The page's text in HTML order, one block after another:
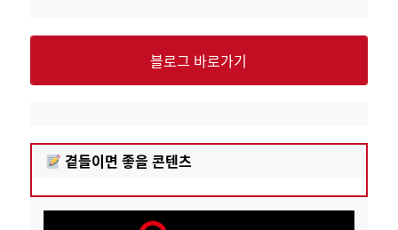
블로그 바로가기
곁들이면 좋을 콘텐츠